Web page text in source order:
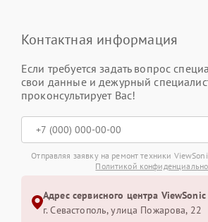
Контактная информация
Если требуется задать вопрос
свои данные и дежурный
проконсультирует Вас!
Отправляя заявку на ремонт техники
Политикой
Адрес сервисного центра
г. Севастополь, улица Пожарова, 22